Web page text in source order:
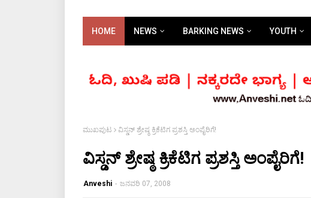
HOME NEWS BARKING NEWS YOUTH
ಮುಖಪುಟ ವಿಸ್ಡನ್ ಶ್ರೇಷ್ಠ ಕ್ರಿಕೆಟಿಗ ಪ್ರಶಸ್ತಿ ಅಂಪೈರಿಗೆ!
ವಿಸ್ಡನ್ ಶ್ರೇಷ್ಠ ಕ್ರಿಕೆಟಿಗ ಪ್ರಶಸ್ತಿ ಅಂಪೈರಿಗೆ!
Anveshi - ಜನವರಿ 07, 2008